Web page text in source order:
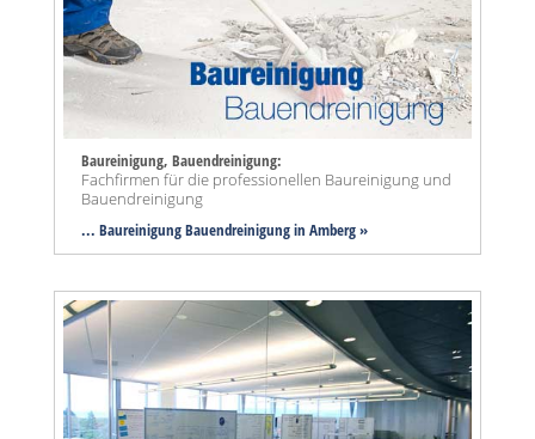
Baureinigung, Bauendreinigung:
Fachfirmen für die professionellen Baureinigung und
Bauendreinigung
... Baureinigung Bauendreinigung in Amberg »